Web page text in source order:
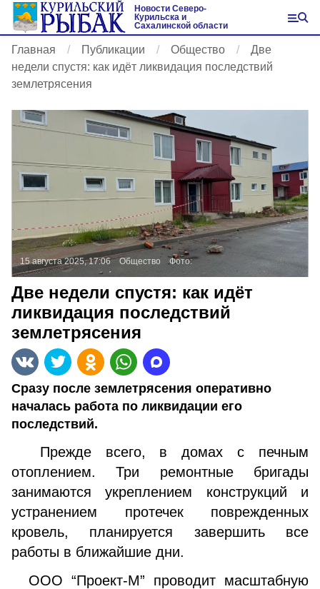
Новости Северо-
Курильска и
Сахалинской области
Главная Публикации Общество
Две
недели спустя: как идёт ликвидация последствий
землетрясения
15 августа 2025, 17:06 Общество Фото:
Две недели спустя: как идёт
ликвидация последствий
землетрясения
Сразу после землетрясения оперативно
началась работа по ликвидации его
последствий.
Прежде всего, в домах с печным
отоплением. Три ремонтные бригады
занимаются укреплением конструкций и
устранением протечек поврежденных
кровель, планируется завершить все
работы в ближайшие дни.
ООО “Проект-М” проводит масштабную